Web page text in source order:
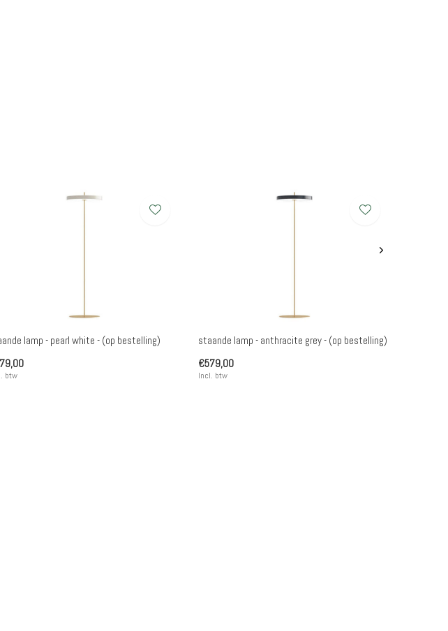
lamp - pearl white - (op bestelling)
btw
staande lamp - anthracite grey - (op bestelling)
€579,00
Incl. btw